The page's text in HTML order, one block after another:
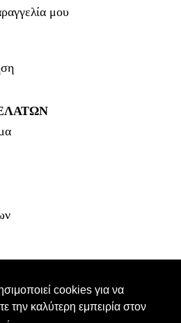
cookies για να
την καλύτερη εμπειρία στον
μου